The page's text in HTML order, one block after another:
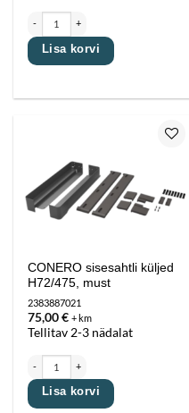
Lisa korvi
lemmikutesse
CONERO sisesahtli küljed
H72/475, must
2383887021
75,00€ + km
Tellitav 2-3 nädalat
Lisa korvi